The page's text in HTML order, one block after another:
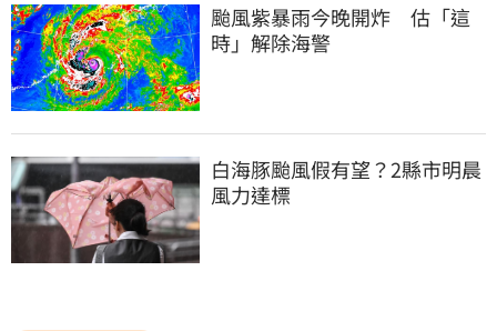
颱風紫暴雨今晚開炸　估「這
時」解除海警
白海豚颱風假有望？2縣市明晨
風力達標